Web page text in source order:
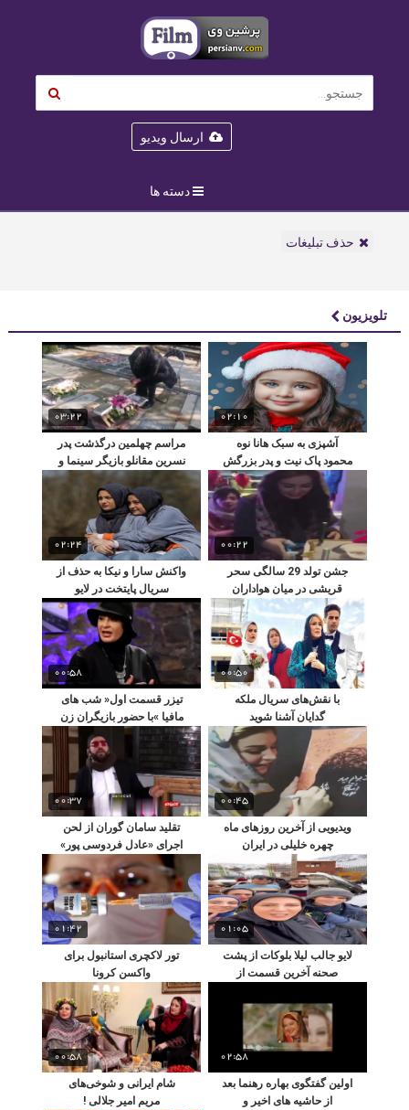
ارسال ویدیو
دسته ها
حذف تبلیغات
تلویزیون
02:10
آشپزی به سبک هانا نوه
محمود پاک نیت و پدر بزرگش
03:22
مراسم چهلمین درگذشت پدر
نسرین مقانلو بازیگر سینما و
تلویزیون
00:22
جشن تولد 29 سالگی سحر
قریشی در میان هواداران
02:24
واکنش سارا و نیکا به حذف از
سریال پایتخت در لایو
00:50
با نقش‌های سریال ملکه
گدایان آشنا شوید
00:58
تیزر قسمت اول« شب های
مافیا »با حضور بازیگران زن
00:45
ویدیویی از آخرین روزهای ماه
چهره خلیلی در ایران
00:37
تقلید سامان گوران از لحن
اجرای «عادل فردوسی پور»
01:05
لایو جالب لیلا بلوکات از پشت
صحنه آخرین قسمت از
01:42
تور لاکچری استانبول برای
واکسن کرونا
02:58
اولین گفتگوی بهاره رهنما بعد
از حاشیه های اخیر و
00:58
شام ایرانی و شوخی‌های
مریم‌ امیر جلالی !